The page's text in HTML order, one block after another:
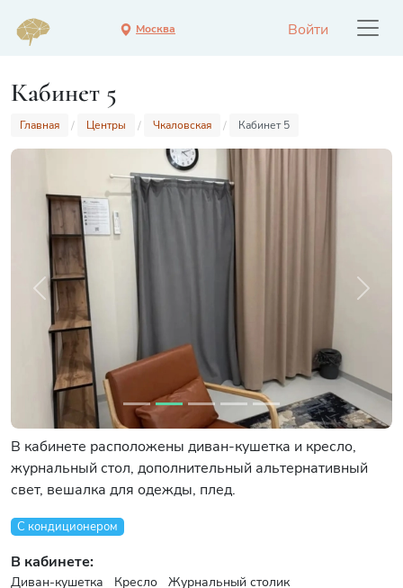
Москва Войти
Кабинет 5
Главная Центры Чкаловская Кабинет 5
Previous Next
В кабинете расположены диван-кушетка и кресло,
журнальный стол, дополнительный альтернативный
свет, вешалка для одежды, плед.
С кондиционером
В кабинете:
Диван-кушетка Кресло Журнальный столик